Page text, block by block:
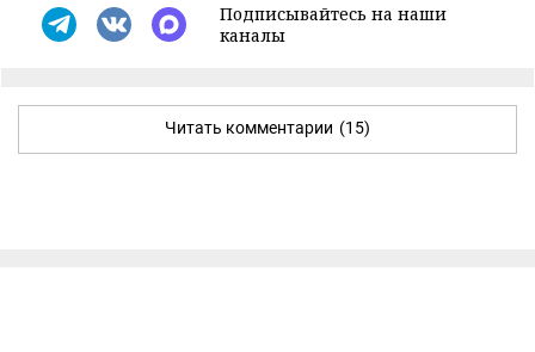
Подписывайтесь на наши
каналы
Читать комментарии (15)